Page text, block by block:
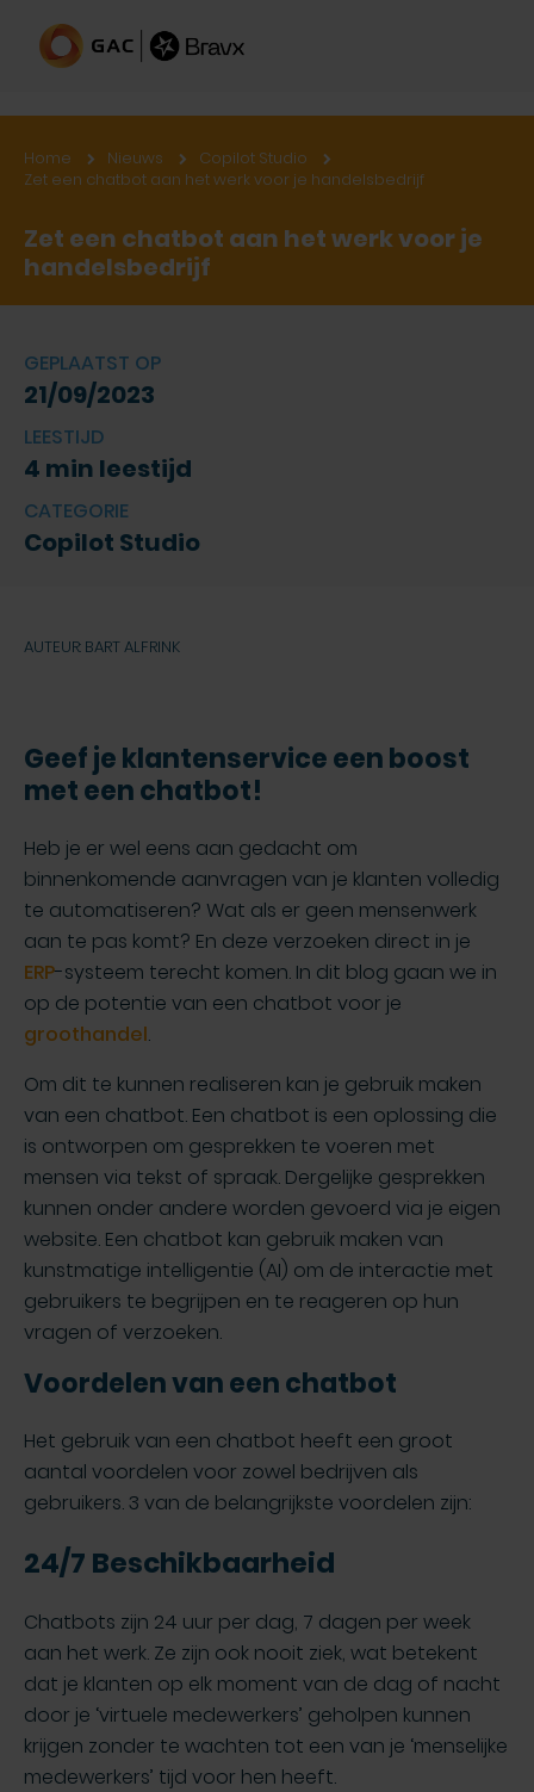
Home Nieuws
Copilot Studio
Zet een chatbot aan het werk voor je handelsbedrijf
Zet een chatbot aan het werk voor je
handelsbedrijf
GEPLAATST OP
21/09/2023
LEESTIJD
4 min leestijd
CATEGORIE
Copilot Studio
AUTEUR: BART ALFRINK
Geef je klantenservice een boost
met een chatbot!
Heb je er wel eens aan gedacht om
binnenkomende aanvragen van je klanten volledig
te automatiseren? Wat als er geen mensenwerk
aan te pas komt? En deze verzoeken direct in je
ERP-systeem terecht komen. In dit blog gaan we in
op de potentie van een chatbot voor je
groothandel.
Om dit te kunnen realiseren kan je gebruik maken
van een chatbot. Een chatbot is een oplossing die
is ontworpen om gesprekken te voeren met
mensen via tekst of spraak. Dergelijke gesprekken
kunnen onder andere worden gevoerd via je eigen
website. Een chatbot kan gebruik maken van
kunstmatige intelligentie (AI) om de interactie met
gebruikers te begrijpen en te reageren op hun
vragen of verzoeken.
Voordelen van een chatbot
Het gebruik van een chatbot heeft een groot
aantal voordelen voor zowel bedrijven als
gebruikers. 3 van de belangrijkste voordelen zijn:
24/7 Beschikbaarheid
Chatbots zijn 24 uur per dag, 7 dagen per week
aan het werk. Ze zijn ook nooit ziek, wat betekent
dat je klanten op elk moment van de dag of nacht
door je ‘virtuele medewerkers’ geholpen kunnen
krijgen zonder te wachten tot een van je ‘menselijke
medewerkers’ tijd voor hen heeft.